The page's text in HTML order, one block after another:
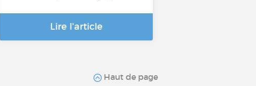
Lire l'article
Haut de page